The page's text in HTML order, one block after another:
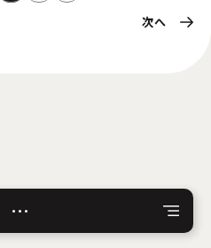
次へ
…